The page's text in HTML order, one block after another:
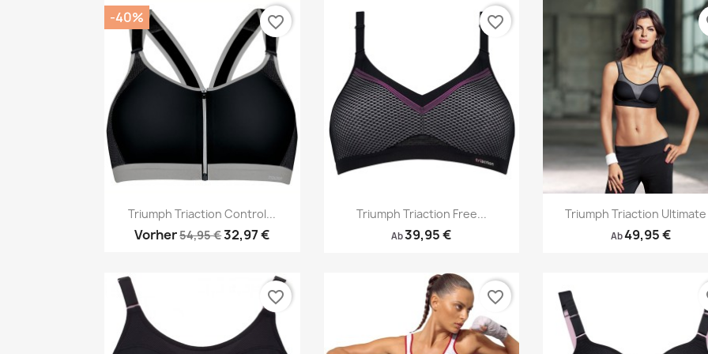
Vorschau
Triumph Triaction Control...
Vorher54,95 €32,97 €
-40% favorite_border
Vorschau
Triumph Triaction Free...
Ab39,95 €
favorite_border
Vorschau
Triumph Triaction Ultimate
Ab49,95 €
favorite_border favorite_border